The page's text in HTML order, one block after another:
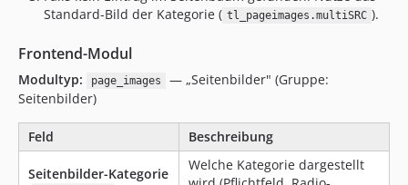
Standard-Bild der Kategorie ( tl_pageimages.multiSRC ).
Frontend-Modul
Modultyp: page_images
— „Seitenbilder" (Gruppe:
Seitenbilder)
Feld Beschreibung
Seitenbilder-Kategorie
Welche Kategorie dargestellt